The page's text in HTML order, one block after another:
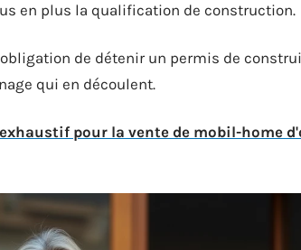
en plus la qualification de construction.
de détenir un permis de
qui en découlent.
pour la vente de mobil-home